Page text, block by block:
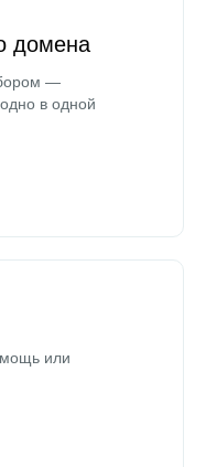
домена
—
в одной
или